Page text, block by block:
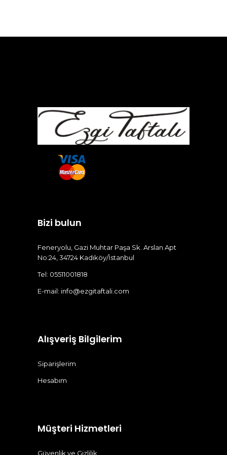
Bizi bulun
Feneryolu, Gazi Muhtar Paşa Sk. Arslan Apt
No:24, 34724 Kadıköy/İstanbul
Tel: 05511001818
E-mail: info@ezgitaftali.com
Alışveriş Bilgilerim
Siparişlerim
Hesabım
Müşteri Hizmetleri
Güvenlik ve Gizlilik